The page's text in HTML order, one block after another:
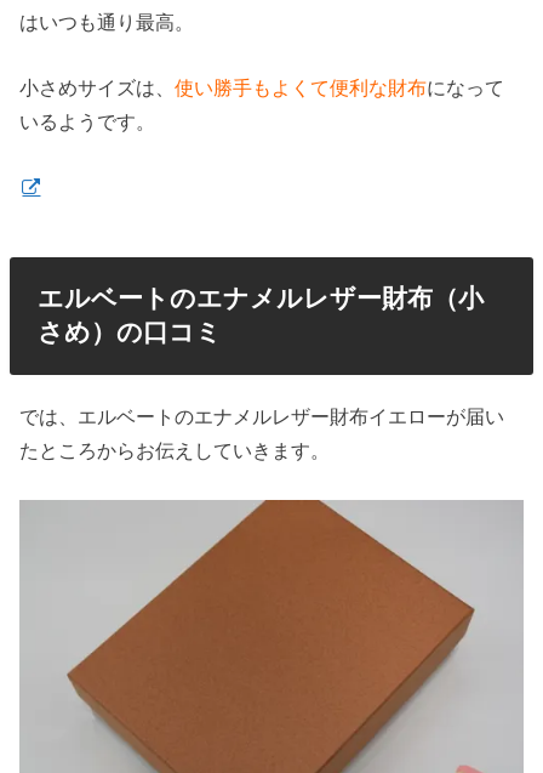
はいつも通り最高。
小さめサイズは、使い勝手もよくて便利な財布になって
いるようです。
エルベートのエナメルレザー財布（小
さめ）の口コミ
では、エルベートのエナメルレザー財布イエローが届い
たところからお伝えしていきます。